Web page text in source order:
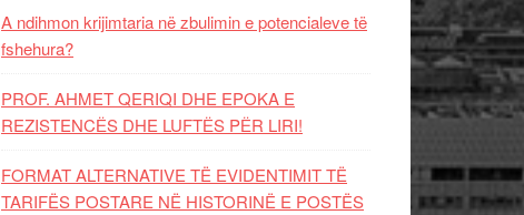
A ndihmon krijimtaria në zbulimin e potencialeve të
fshehura?
PROF. AHMET QERIQI DHE EPOKA E
REZISTENCЁS DHE LUFTЁS PЁR LIRI!
FORMAT ALTERNATIVE TË EVIDENTIMIT TË
TARIFËS POSTARE NË HISTORINË E POSTËS